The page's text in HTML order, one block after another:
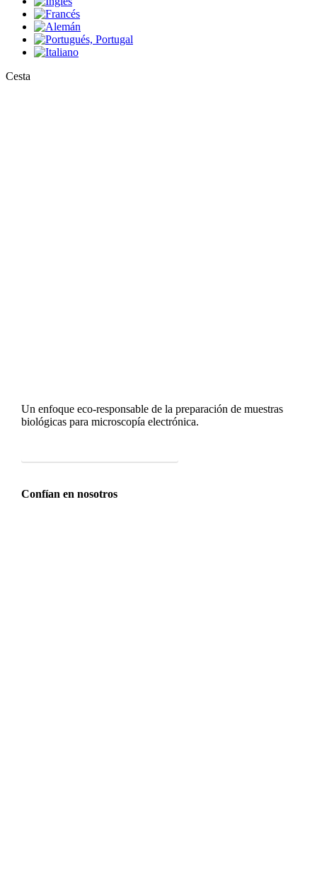
Cesta
Un enfoque eco-responsable de la preparación de muestras
biológicas para microscopía electrónica.
Confían en nosotros